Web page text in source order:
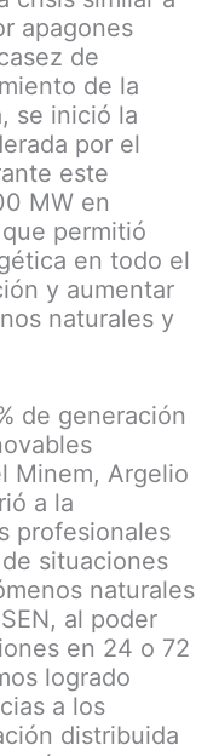
apagones
de
de la
se inició la
por el
este
MW en
permitió
en todo el
y aumentar
naturales y
de generación
Minem, Argelio
a la
profesionales
situaciones
naturales
al poder
en 24 o 72
logrado
a los
distribuida